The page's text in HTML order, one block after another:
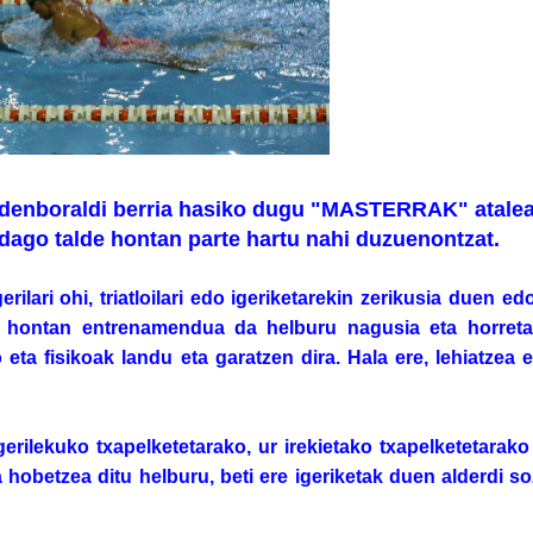
berria hasiko dugu "MASTERRAK"
talde hontan parte hartu nahi duzuenontzat.
ohi, triatloilari edo igeriketarekin zerikusia duen
entrenamendua da helburu nagusia eta
fisikoak landu eta garatzen dira. Hala ere, lehiatzea
txapelketetarako, ur irekietako txapelketetarako
ditu helburu, beti ere igeriketak duen alderdi